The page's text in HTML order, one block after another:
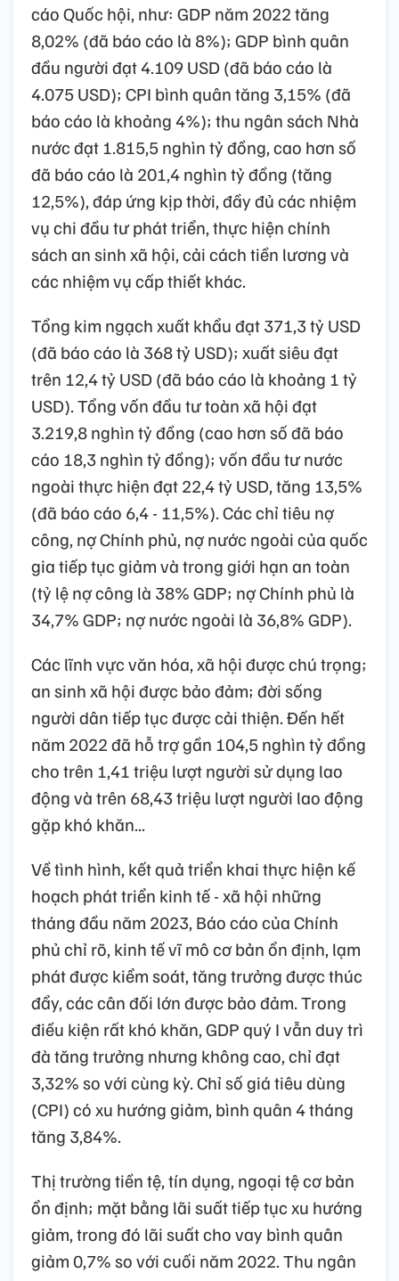
cáo Quốc hội, như: GDP năm 2022 tăng
8,02% (đã báo cáo là 8%); GDP bình quân
đầu người đạt 4.109 USD (đã báo cáo là
4.075 USD); CPI bình quân tăng 3,15% (đã
báo cáo là khoảng 4%); thu ngân sách Nhà
nước đạt 1.815,5 nghìn tỷ đồng, cao hơn số
đã báo cáo là 201,4 nghìn tỷ đồng (tăng
12,5%), đáp ứng kịp thời, đầy đủ các nhiệm
vụ chi đầu tư phát triển, thực hiện chính
sách an sinh xã hội, cải cách tiền lương và
các nhiệm vụ cấp thiết khác.
Tổng kim ngạch xuất khẩu đạt 371,3 tỷ USD
(đã báo cáo là 368 tỷ USD); xuất siêu đạt
trên 12,4 tỷ USD (đã báo cáo là khoảng 1 tỷ
USD). Tổng vốn đầu tư toàn xã hội đạt
3.219,8 nghìn tỷ đồng (cao hơn số đã báo
cáo 18,3 nghìn tỷ đồng); vốn đầu tư nước
ngoài thực hiện đạt 22,4 tỷ USD, tăng 13,5%
(đã báo cáo 6,4 - 11,5%). Các chỉ tiêu nợ
công, nợ Chính phủ, nợ nước ngoài của quốc
gia tiếp tục giảm và trong giới hạn an toàn
(tỷ lệ nợ công là 38% GDP; nợ Chính phủ là
34,7% GDP; nợ nước ngoài là 36,8% GDP).
Các lĩnh vực văn hóa, xã hội được chú trọng;
an sinh xã hội được bảo đảm; đời sống
người dân tiếp tục được cải thiện. Đến hết
năm 2022 đã hỗ trợ gần 104,5 nghìn tỷ đồng
cho trên 1,41 triệu lượt người sử dụng lao
động và trên 68,43 triệu lượt người lao động
gặp khó khăn...
Về tình hình, kết quả triển khai thực hiện kế
hoạch phát triển kinh tế - xã hội những
tháng đầu năm 2023, Báo cáo của Chính
phủ chỉ rõ, kinh tế vĩ mô cơ bản ổn định, lạm
phát được kiểm soát, tăng trưởng được thúc
đẩy, các cân đối lớn được bảo đảm. Trong
điều kiện rất khó khăn, GDP quý I vẫn duy trì
đà tăng trưởng nhưng không cao, chỉ đạt
3,32% so với cùng kỳ. Chỉ số giá tiêu dùng
(CPI) có xu hướng giảm, bình quân 4 tháng
tăng 3,84%.
Thị trường tiền tệ, tín dụng, ngoại tệ cơ bản
ổn định; mặt bằng lãi suất tiếp tục xu hướng
giảm, trong đó lãi suất cho vay bình quân
giảm 0,7% so với cuối năm 2022. Thu ngân